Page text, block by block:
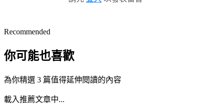
Recommended
你可能也喜歡
為你精選 3 篇值得延伸閱讀的內容
載入推薦文章中...